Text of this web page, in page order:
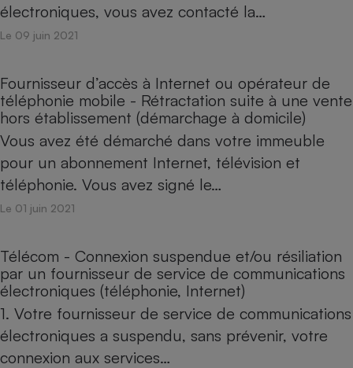
électroniques, vous avez contacté la…
Le 09 juin 2021
Fournisseur d’accès à Internet ou opérateur de
téléphonie mobile - Rétractation suite à une vente
hors établissement (démarchage à domicile)
Vous avez été démarché dans votre immeuble
pour un abonnement Internet, télévision et
téléphonie. Vous avez signé le…
Le 01 juin 2021
Télécom - Connexion suspendue et/ou résiliation
par un fournisseur de service de communications
électroniques (téléphonie, Internet)
1. Votre fournisseur de service de communications
électroniques a suspendu, sans prévenir, votre
connexion aux services…